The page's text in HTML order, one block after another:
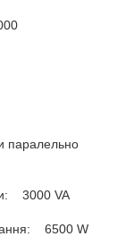
паралельно
3000 VA
6500 W